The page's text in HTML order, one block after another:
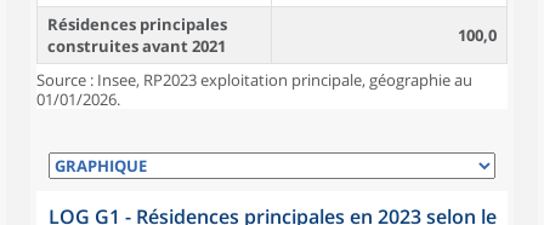
Résidences principales
construites avant 2021
100,0
Source : Insee, RP2023 exploitation principale, géographie au
01/01/2026.
LOG G1 - Résidences principales en 2023 selon le